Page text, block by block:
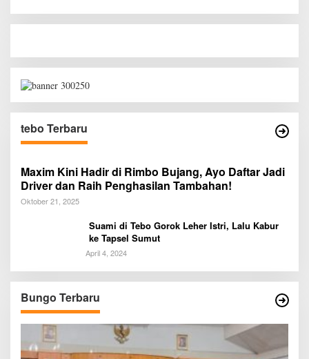
tebo Terbaru
Maxim Kini Hadir di Rimbo Bujang, Ayo Daftar Jadi
Driver dan Raih Penghasilan Tambahan!
Oktober 21, 2025
Suami di Tebo Gorok Leher Istri, Lalu Kabur
ke Tapsel Sumut
April 4, 2024
Bungo Terbaru